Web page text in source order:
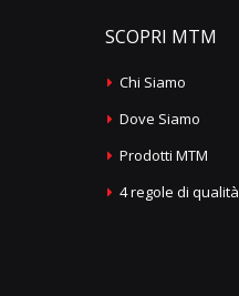
SCOPRI MTM
Chi Siamo
Dove Siamo
Prodotti MTM
4 regole di qualità